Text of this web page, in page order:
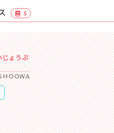
5
じょうぶ
ＨＯＯＷＡ